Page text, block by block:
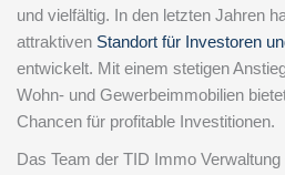
und vielfältig. In den letzten Jahren
attraktiven Standort für Investoren
entwickelt. Mit einem stetigen
Wohn- und Gewerbeimmobilien
Chancen für profitable Investitionen.
Das Team der TID Immo